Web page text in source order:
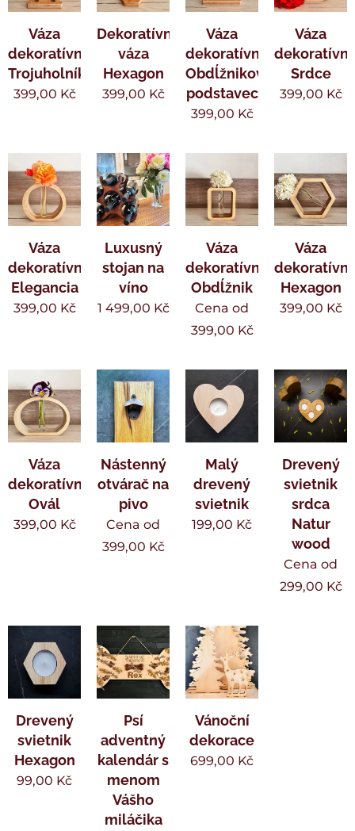
Váza
dekoratívny
Trojuholník
399,00 Kč
Dekoratívna
váza
Hexagon
399,00 Kč
Váza
dekoratívny
Obdĺžnikový
podstavec
399,00 Kč
Váza
Srdce
399,00 Kč
Váza
dekoratívna
Elegancia
399,00 Kč
Luxusný
stojan na
víno
1 499,00 Kč
Váza
dekoratívne
Obdĺžnik
Cena od
399,00 Kč
Váza
Hexagon
399,00 Kč
Váza
dekoratívne
Ovál
399,00 Kč
Nástenný
otvárač na
pivo
Cena od
399,00 Kč
Malý
drevený
svietnik
199,00 Kč
Drevený
svietnik
srdca
Natur
wood
Cena od
299,00 Kč
Drevený
svietnik
Hexagon
99,00 Kč
Psí
adventný
kalendár s
menom
Vášho
miláčika
Vánoční
dekorace
699,00 Kč